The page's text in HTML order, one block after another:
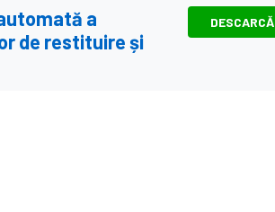
a
de restituire și
DESCARCĂ